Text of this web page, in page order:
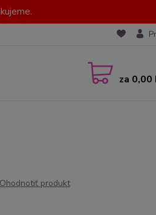
za 0,00
Ohodnotiť produkt